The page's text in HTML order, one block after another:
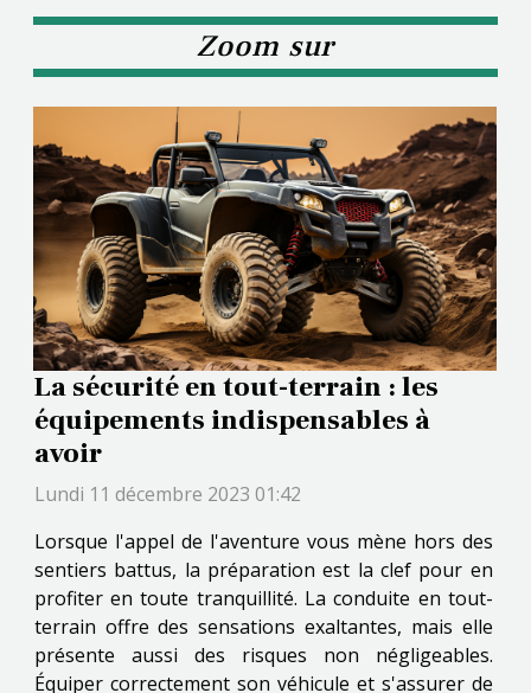
Zoom sur
La sécurité en tout-terrain : les
équipements indispensables à
avoir
Lundi 11 décembre 2023 01:42
Lorsque l'appel de l'aventure vous mène hors des
sentiers battus, la préparation est la clef pour en
profiter en toute tranquillité. La conduite en tout-
terrain offre des sensations exaltantes, mais elle
présente aussi des risques non négligeables.
Équiper correctement son véhicule et s'assurer de